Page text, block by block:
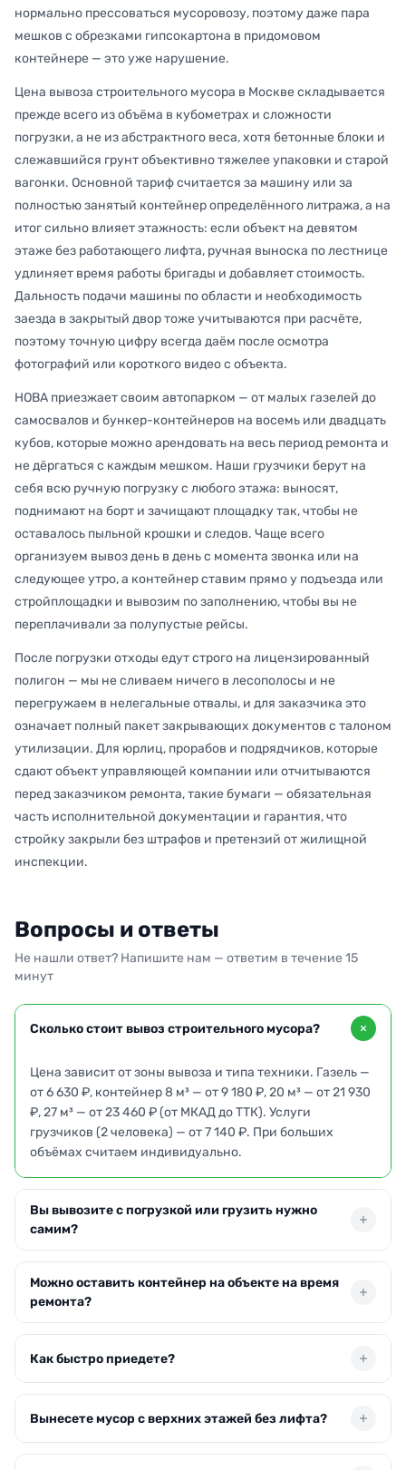
нормально прессоваться мусоровозу, поэтому даже пара
мешков с обрезками гипсокартона в придомовом
контейнере — это уже нарушение.
Цена вывоза строительного мусора в Москве складывается
прежде всего из объёма в кубометрах и сложности
погрузки, а не из абстрактного веса, хотя бетонные блоки и
слежавшийся грунт объективно тяжелее упаковки и старой
вагонки. Основной тариф считается за машину или за
полностью занятый контейнер определённого литража, а на
итог сильно влияет этажность: если объект на девятом
этаже без работающего лифта, ручная выноска по лестнице
удлиняет время работы бригады и добавляет стоимость.
Дальность подачи машины по области и необходимость
заезда в закрытый двор тоже учитываются при расчёте,
поэтому точную цифру всегда даём после осмотра
фотографий или короткого видео с объекта.
НОВА приезжает своим автопарком — от малых газелей до
самосвалов и бункер-контейнеров на восемь или двадцать
кубов, которые можно арендовать на весь период ремонта и
не дёргаться с каждым мешком. Наши грузчики берут на
себя всю ручную погрузку с любого этажа: выносят,
поднимают на борт и зачищают площадку так, чтобы не
оставалось пыльной крошки и следов. Чаще всего
организуем вывоз день в день с момента звонка или на
следующее утро, а контейнер ставим прямо у подъезда или
стройплощадки и вывозим по заполнению, чтобы вы не
переплачивали за полупустые рейсы.
После погрузки отходы едут строго на лицензированный
полигон — мы не сливаем ничего в лесополосы и не
перегружаем в нелегальные отвалы, и для заказчика это
означает полный пакет закрывающих документов с талоном
утилизации. Для юрлиц, прорабов и подрядчиков, которые
сдают объект управляющей компании или отчитываются
перед заказчиком ремонта, такие бумаги — обязательная
часть исполнительной документации и гарантия, что
стройку закрыли без штрафов и претензий от жилищной
инспекции.
Вопросы и ответы
Не нашли ответ? Напишите нам — ответим в течение 15
минут
Сколько стоит вывоз строительного мусора?
Цена зависит от зоны вывоза и типа техники. Газель —
от 6 630 ₽, контейнер 8 м³ — от 9 180 ₽, 20 м³ — от 21 930
₽, 27 м³ — от 23 460 ₽ (от МКАД до ТТК). Услуги
грузчиков (2 человека) — от 7 140 ₽. При больших
объёмах считаем индивидуально.
Вы вывозите с погрузкой или грузить нужно
самим?
и грузят всё сами с любого этажа. Без погрузки
дешевле — вы загружаете машину или контейнер, мы
Можно оставить контейнер на объекте на время
ремонта?
подъезда или на стройплощадке, вы наполняете его
постепенно, а мы вывозим по заполнению. Аренда
Как быстро приедете?
следующее утро. Точное время согласуем при
оформлении заявки.
Вынесете мусор с верхних этажей без лифта?